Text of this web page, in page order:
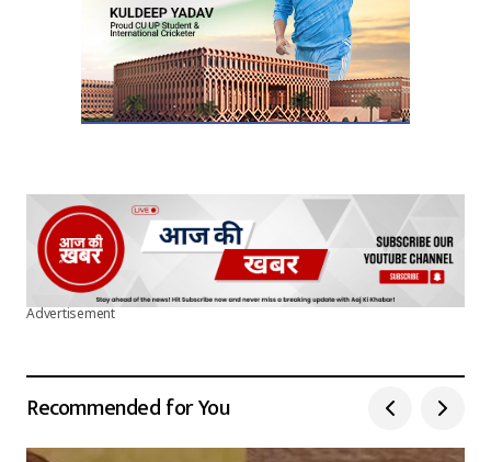
Advertisement
Recommended for You